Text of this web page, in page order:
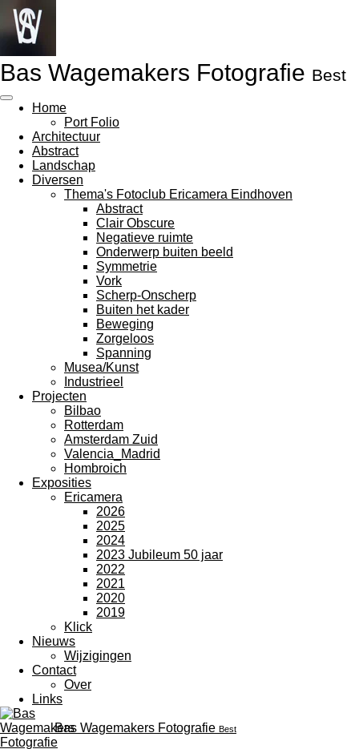
Ga
direct
naar
de
hoofdinhoud
Bas Wagemakers Fotografie Best
Home
Port Folio
Architectuur
Abstract
Landschap
Diversen
Thema's Fotoclub Ericamera Eindhoven
Abstract
Clair Obscure
Negatieve ruimte
Onderwerp buiten beeld
Symmetrie
Vork
Scherp-Onscherp
Buiten het kader
Beweging
Zorgeloos
Spanning
Musea/Kunst
Industrieel
Projecten
Bilbao
Rotterdam
Amsterdam Zuid
Valencia_Madrid
Hombroich
Exposities
Ericamera
2026
2025
2024
2023 Jubileum 50 jaar
2022
2021
2020
2019
Klick
Nieuws
Wijzigingen
Contact
Over
Links
Bas Wagemakers Fotografie Best